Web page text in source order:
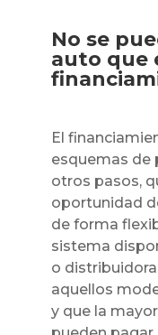
No se
auto que
El
esquemas de
otros pasos,
oportunidad
de forma
sistema
o
aquellos
y que la